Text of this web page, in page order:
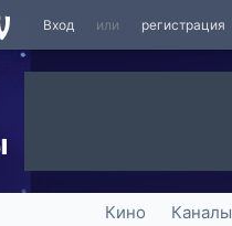
Вход или регистрация
Кино Каналы